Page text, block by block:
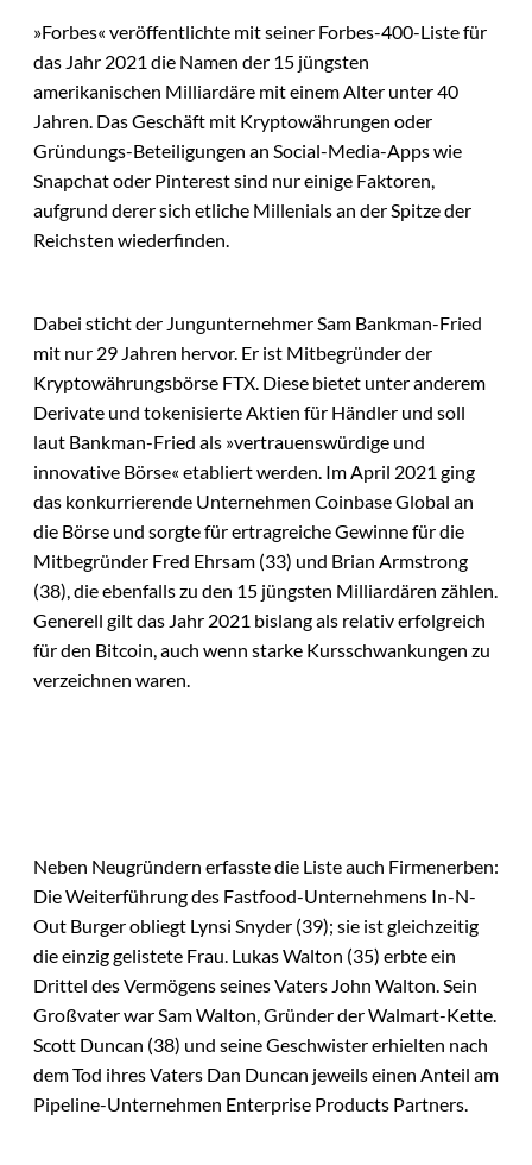
»Forbes« veröffentlichte mit seiner Forbes-400-Liste für
das Jahr 2021 die Namen der 15 jüngsten
amerikanischen Milliardäre mit einem Alter unter 40
Jahren. Das Geschäft mit Kryptowährungen oder
Gründungs-Beteiligungen an Social-Media-Apps wie
Snapchat oder Pinterest sind nur einige Faktoren,
aufgrund derer sich etliche Millenials an der Spitze der
Reichsten wiederfinden.
Dabei sticht der Jungunternehmer Sam Bankman-Fried
mit nur 29 Jahren hervor. Er ist Mitbegründer der
Kryptowährungsbörse FTX. Diese bietet unter anderem
Derivate und tokenisierte Aktien für Händler und soll
laut Bankman-Fried als »vertrauenswürdige und
innovative Börse« etabliert werden. Im April 2021 ging
das konkurrierende Unternehmen Coinbase Global an
die Börse und sorgte für ertragreiche Gewinne für die
Mitbegründer Fred Ehrsam (33) und Brian Armstrong
(38), die ebenfalls zu den 15 jüngsten Milliardären zählen.
Generell gilt das Jahr 2021 bislang als relativ erfolgreich
für den Bitcoin, auch wenn starke Kursschwankungen zu
verzeichnen waren.
Neben Neugründern erfasste die Liste auch Firmenerben:
Die Weiterführung des Fastfood-Unternehmens In-N-
Out Burger obliegt Lynsi Snyder (39); sie ist gleichzeitig
die einzig gelistete Frau. Lukas Walton (35) erbte ein
Drittel des Vermögens seines Vaters John Walton. Sein
Großvater war Sam Walton, Gründer der Walmart-Kette.
Scott Duncan (38) und seine Geschwister erhielten nach
dem Tod ihres Vaters Dan Duncan jeweils einen Anteil am
Pipeline-Unternehmen Enterprise Products Partners.